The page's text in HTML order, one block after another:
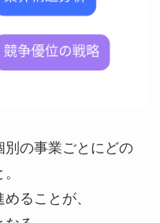
別の事業ごとにどの
ることが、